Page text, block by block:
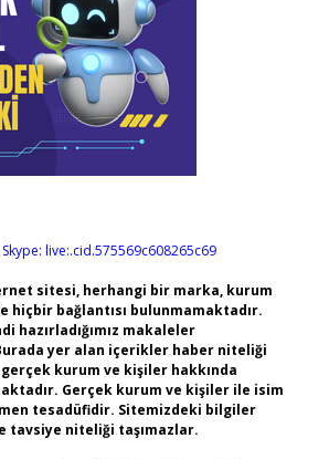
Skype: live:.cid.575569c608265c69
sitesi, herhangi bir marka, kurum
hiçbir bağlantısı bulunmamaktadır.
hazırladığımız makaleler
yer alan içerikler haber niteliği
kurum ve kişiler hakkında
Gerçek kurum ve kişiler ile isim
tesadüfidir. Sitemizdeki bilgiler
tavsiye niteliği taşımazlar.